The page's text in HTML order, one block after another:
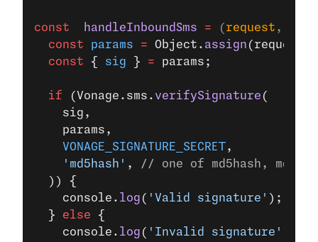
const
  handleInboundSms
= ( request ,
  const
params = Object. assign
  const
{ sig } = params;
  if
(Vonage.sms. verifySignature (
    sig,
    params,
    VONAGE_SIGNATURE_SECRET
,
    'md5hash'
,
// one of md5hash, md5,
  )) {
    console.
log ( 'Valid signature' );
  }
else {
    console.
log ( 'Invalid signature'